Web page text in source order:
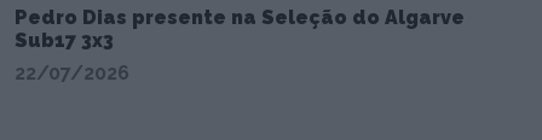
Pedro Dias presente na Seleção do Algarve
Sub17 3x3
22/07/2026